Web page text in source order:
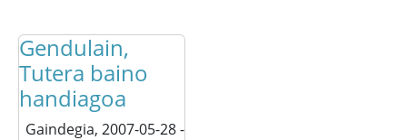
Gendulain,
Tutera baino
handiagoa
Gaindegia, 2007-05-28 -